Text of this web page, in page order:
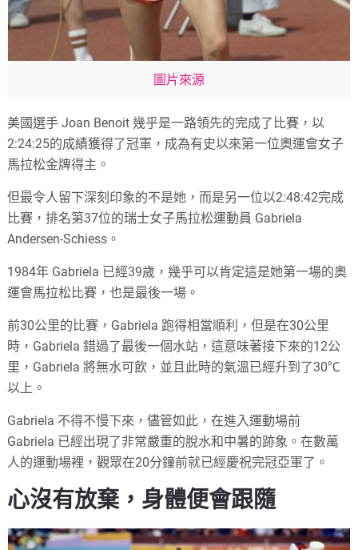
圖片來源
美國選手 Joan Benoit 幾乎是一路領先的完成了比賽，以
2:24:25的成績獲得了冠軍，成為有史以來第一位奧運會女子
馬拉松金牌得主。
但最令人留下深刻印象的不是她，而是另一位以2:48:42完成
比賽，排名第37位的瑞士女子馬拉松運動員 Gabriela
Andersen-Schiess。
1984年 Gabriela 已經39歲，幾乎可以肯定這是她第一場的奧
運會馬拉松比賽，也是最後一場。
前30公里的比賽，Gabriela 跑得相當順利，但是在30公里
時，Gabriela 錯過了最後一個水站，這意味著接下來的12公
里，Gabriela 將無水可飲，並且此時的氣溫已經升到了30℃
以上。
Gabriela 不得不慢下來，儘管如此，在進入運動場前
Gabriela 已經出現了非常嚴重的脫水和中暑的跡象。在數萬
人的運動場裡，觀眾在20分鐘前就已經慶祝完冠亞軍了。
心沒有放棄，身體便會跟隨